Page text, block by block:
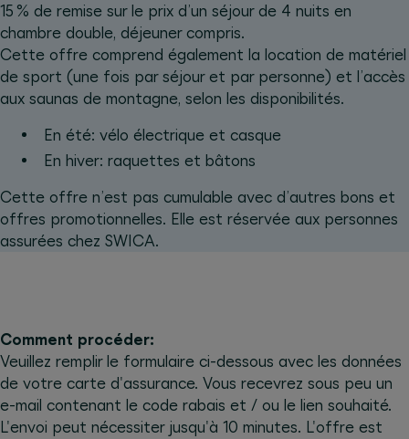
15 % de remise sur le prix d’un séjour de 4 nuits en
chambre double, déjeuner compris.
Cette offre comprend également la location de matériel
de sport (une fois par séjour et par personne) et l’accès
aux saunas de montagne, selon les disponibilités.
En été: vélo électrique et casque
En hiver: raquettes et bâtons
Cette offre n’est pas cumulable avec d’autres bons et
offres promotionnelles. Elle est réservée aux personnes
assurées chez SWICA.
Comment procéder:
Veuillez remplir le formulaire ci-dessous avec les données
de votre carte d'assurance. Vous recevrez sous peu un
e-mail contenant le code rabais et / ou le lien souhaité.
L'envoi peut nécessiter jusqu'à 10 minutes. L'offre est